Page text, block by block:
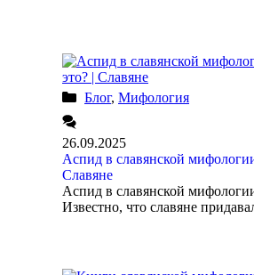
Блог, Мифология
26.09.2025
Аспид в славянской
Славяне
Аспид в славянской
Известно, что славяне